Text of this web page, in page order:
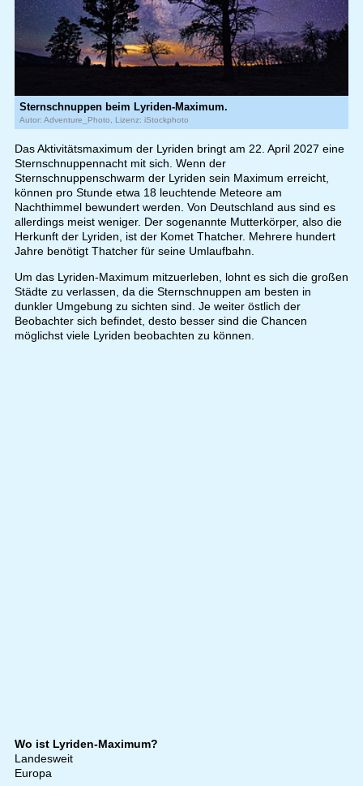
Sternschnuppen beim Lyriden-Maximum.
Autor: Adventure_Photo, Lizenz: iStockphoto
Das Aktivitätsmaximum der Lyriden bringt am 22. April 2027 eine
Sternschnuppennacht mit sich. Wenn der
Sternschnuppenschwarm der Lyriden sein Maximum erreicht,
können pro Stunde etwa 18 leuchtende Meteore am
Nachthimmel bewundert werden. Von Deutschland aus sind es
allerdings meist weniger. Der sogenannte Mutterkörper, also die
Herkunft der Lyriden, ist der Komet Thatcher. Mehrere hundert
Jahre benötigt Thatcher für seine Umlaufbahn.
Um das Lyriden-Maximum mitzuerleben, lohnt es sich die großen
Städte zu verlassen, da die Sternschnuppen am besten in
dunkler Umgebung zu sichten sind. Je weiter östlich der
Beobachter sich befindet, desto besser sind die Chancen
möglichst viele Lyriden beobachten zu können.
Wo ist Lyriden-Maximum?
Landesweit
Europa